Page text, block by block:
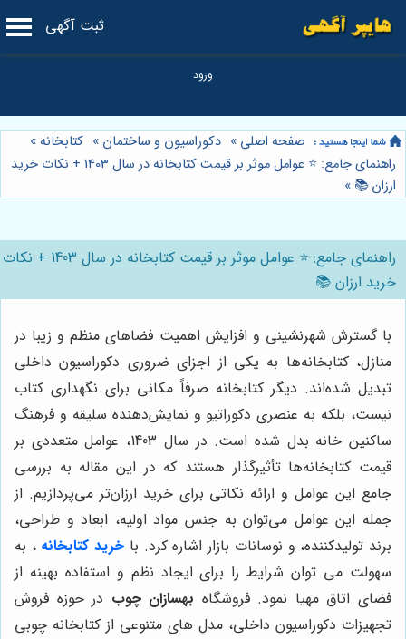
ثبت آگهی
صفحه اصلی » دکوراسیون و ساختمان » کتابخانه»
راهنمای جامع: ⭐️ عوامل موثر بر قیمت کتابخانه در سال 1403 + نکات خرید
ارزان 📚 »
راهنمای جامع: ⭐️ عوامل موثر بر قیمت کتابخانه در سال 1403 + نکات
خرید ارزان 📚
با گسترش شهرنشینی و افزایش اهمیت فضاهای منظم و زیبا در
منازل، کتابخانه‌ها به یکی از اجزای ضروری دکوراسیون داخلی
تبدیل شده‌اند. دیگر کتابخانه صرفاً مکانی برای نگهداری کتاب
نیست، بلکه به عنصری دکوراتیو و نمایش‌دهنده سلیقه و فرهنگ
ساکنین خانه بدل شده است. در سال 1403، عوامل متعددی بر
قیمت کتابخانه‌ها تأثیرگذار هستند که در این مقاله به بررسی
جامع این عوامل و ارائه نکاتی برای خرید ارزان‌تر می‌پردازیم. از
جمله این عوامل می‌توان به جنس مواد اولیه، ابعاد و طراحی،
برند تولیدکننده، و نوسانات بازار اشاره کرد. با خرید کتابخانه ، به
سهولت می توان شرایط را برای ایجاد نظم و استفاده بهینه از
فضای اتاق مهیا نمود. فروشگاه بهسازان چوب در حوزه فروش
تجهیزات دکوراسیون داخلی، مدل های متنوعی از کتابخانه چوبی